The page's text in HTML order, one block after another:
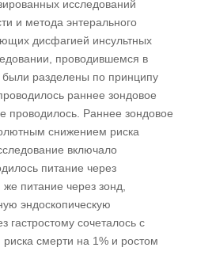
исследований
и метода энтерального
дисфагией инсультных
проводившемся в
разделены по принципу
раннее зондовое
проводилось. Раннее зондовое
снижением риска
включало
питание через
питание через зонд,
эндоскопическую
гастростому сочеталось с
смерти на 1% и ростом